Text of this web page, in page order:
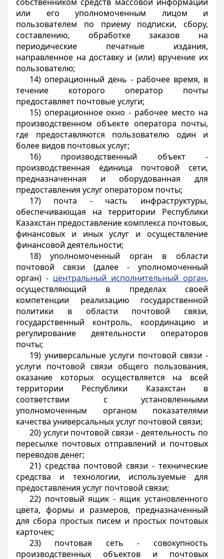
или его уполномоченным лицом и
пользователем по приему подписки, сбору,
составлению, обработке заказов на
периодические печатные издания,
направленное на доставку и (или) вручение их
пользователю;
14) операционный день - рабочее время, в
течение которого оператор почты
предоставляет почтовые услуги;
15) операционное окно - рабочее место на
производственном объекте оператора почты,
где предоставляются пользователю один и
более видов почтовых услуг;
16) производственный объект -
производственная единица почтовой сети,
предназначенная и оборудованная для
предоставления услуг оператором почты;
17) почта - часть инфраструктуры,
обеспечивающая на территории Республики
Казахстан предоставление комплекса почтовых,
финансовых и иных услуг и осуществление
финансовой деятельности;
18) уполномоченный орган в области
почтовой связи (далее - уполномоченный
орган) - центральный исполнительный орган,
осуществляющий в пределах своей
компетенции реализацию государственной
политики в области почтовой связи,
государственный контроль, координацию и
регулирование деятельности операторов
почты;
19) универсальные услуги почтовой связи -
услуги почтовой связи общего пользования,
оказание которых осуществляется на всей
территории Республики Казахстан в
соответствии с установленными
уполномоченным органом показателями
качества универсальных услуг почтовой связи;
20) услуги почтовой связи - деятельность по
пересылке почтовых отправлений и почтовых
переводов денег;
21) средства почтовой связи - технические
средства и технологии, используемые для
предоставления услуг почтовой связи;
22) почтовый ящик - ящик установленного
цвета, формы и размеров, предназначенный
для сбора простых писем и простых почтовых
карточек;
23) почтовая сеть - совокупность
производственных объектов и почтовых